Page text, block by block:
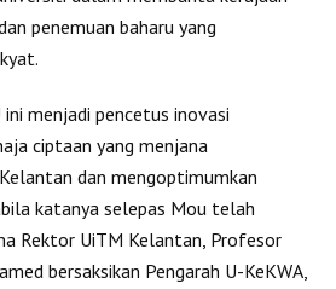
penemuan baharu yang
menjadi pencetus inovasi
ciptaan yang menjana
dan mengoptimumkan
katanya selepas Mou telah
Rektor UiTM Kelantan, Profesor
bersaksikan Pengarah U-KeKWA,